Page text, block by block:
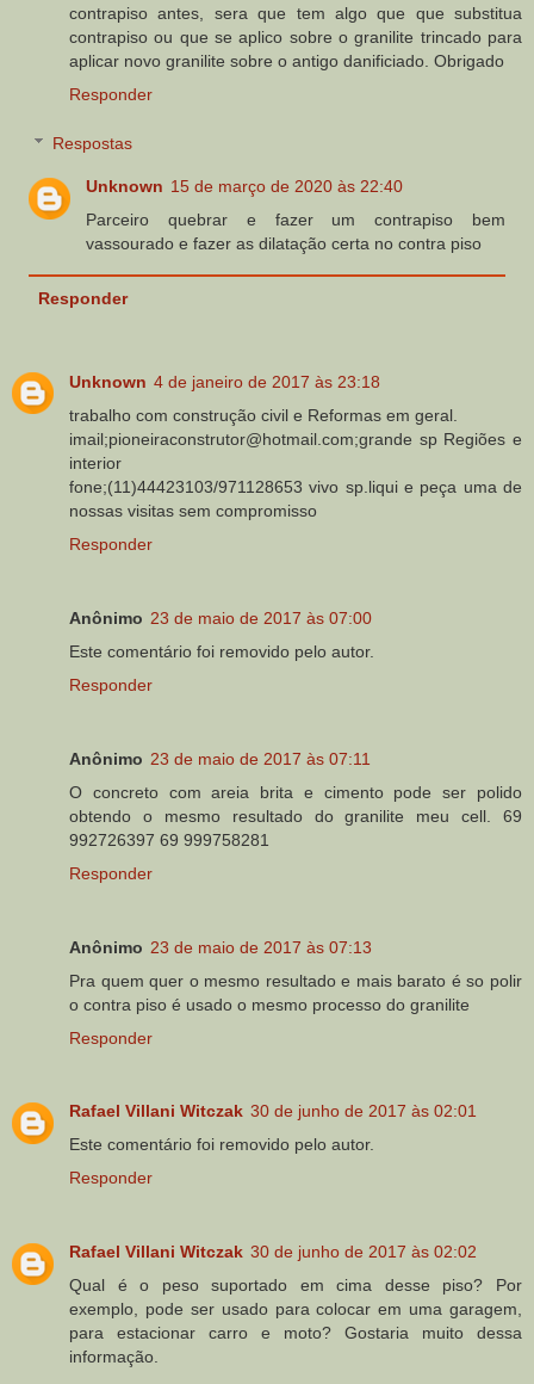
contrapiso antes, sera que tem algo que que substitua
contrapiso ou que se aplico sobre o granilite trincado para
aplicar novo granilite sobre o antigo danificiado. Obrigado
Responder
Respostas
Unknown 15 de março de 2020 às 22:40
Parceiro quebrar e fazer um contrapiso bem
vassourado e fazer as dilatação certa no contra piso
Responder
Unknown 4 de janeiro de 2017 às 23:18
trabalho com construção civil e Reformas em geral.
imail;pioneiraconstrutor@hotmail.com;grande sp Regiões e
interior
fone;(11)44423103/971128653 vivo sp.liqui e peça uma de
nossas visitas sem compromisso
Responder
Anônimo 23 de maio de 2017 às 07:00
Este comentário foi removido pelo autor.
Responder
Anônimo 23 de maio de 2017 às 07:11
O concreto com areia brita e cimento pode ser polido
obtendo o mesmo resultado do granilite meu cell. 69
992726397 69 999758281
Responder
Anônimo 23 de maio de 2017 às 07:13
Pra quem quer o mesmo resultado e mais barato é so polir
o contra piso é usado o mesmo processo do granilite
Responder
Rafael Villani Witczak 30 de junho de 2017 às 02:01
Este comentário foi removido pelo autor.
Responder
Rafael Villani Witczak 30 de junho de 2017 às 02:02
Qual é o peso suportado em cima desse piso? Por
exemplo, pode ser usado para colocar em uma garagem,
para estacionar carro e moto? Gostaria muito dessa
informação.